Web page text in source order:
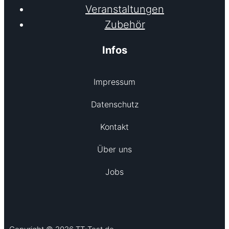
Veranstaltungen
Zubehör
Infos
Impressum
Datenschutz
Kontakt
Über uns
Jobs